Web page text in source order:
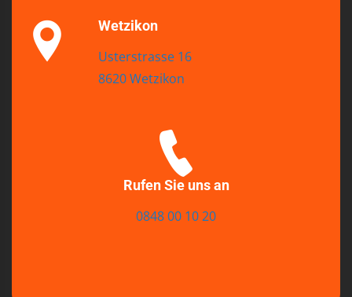
Wetzikon
Usterstrasse 16
8620 Wetzikon
Rufen Sie uns an
0848 00 10 20